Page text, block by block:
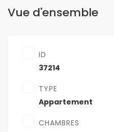
Vue d'ensemble
ID
37214
TYPE
Appartement
CHAMBRES